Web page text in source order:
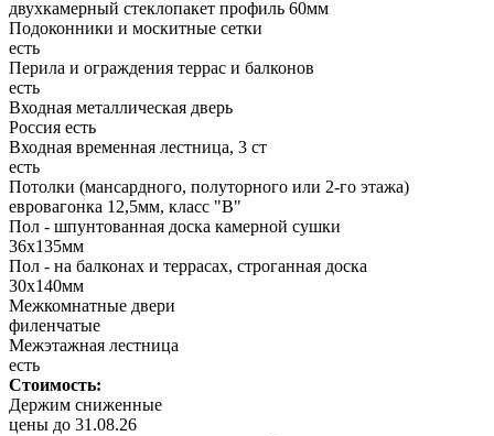
двухкамерный стеклопакет профиль 60мм
Подоконники и москитные сетки
есть
Перила и ограждения террас и балконов
есть
Входная металлическая дверь
Россия есть
Входная временная лестница, 3 ст
есть
Потолки (мансардного, полуторного или 2-го этажа)
евровагонка 12,5мм, класс "В"
Пол - шпунтованная доска камерной сушки
36х135мм
Пол - на балконах и террасах, строганная доска
30х140мм
Межкомнатные двери
филенчатые
Межэтажная лестница
есть
Стоимость:
Держим сниженные
цены до 31.08.26